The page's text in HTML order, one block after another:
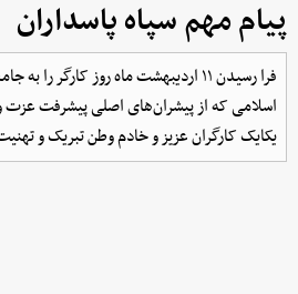
پیام مهم سپاه پاسداران
فرا رسیدن ۱۱ اردیبهشت ماه روز کارگر
اسلامی که از پیشران‌های اصلی پیشرفت
یکایک کارگران عزیز و خادم وطن تبریک و